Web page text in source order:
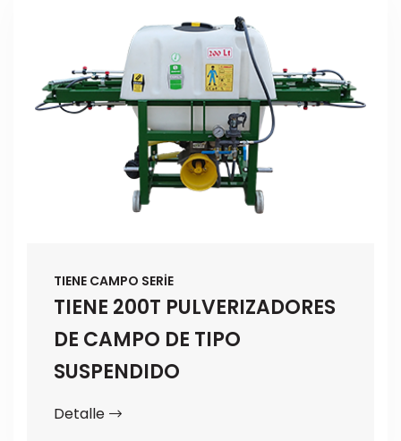
TIENE CAMPO SERİE
TIENE 200T PULVERIZADORES
DE CAMPO DE TIPO
SUSPENDIDO
Detalle